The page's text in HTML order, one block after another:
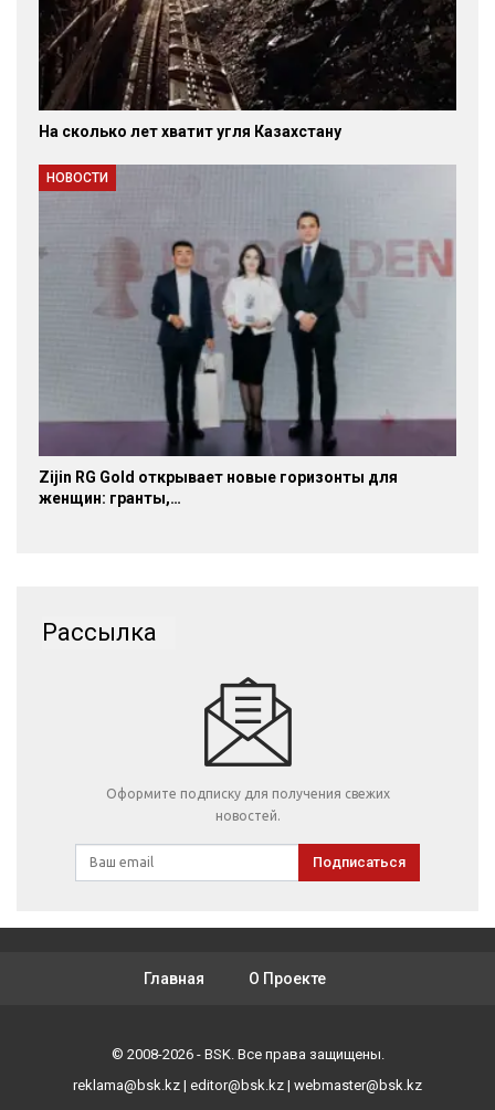
На сколько лет хватит угля Казахстану
НОВОСТИ
Zijin RG Gold открывает новые горизонты для
женщин: гранты,…
Рассылка
Оформите подписку для получения свежих
новостей.
Подписаться
Главная О Проекте
© 2008-2026 - BSK. Все права защищены.
reklama@bsk.kz | editor@bsk.kz | webmaster@bsk.kz